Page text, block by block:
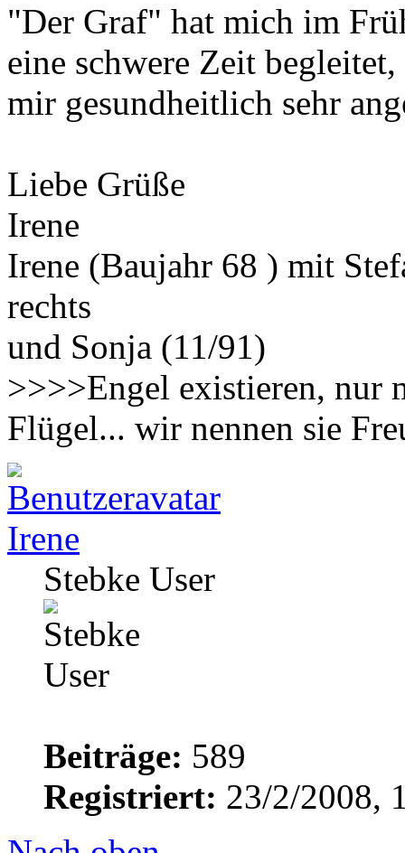
"Der Graf" hat mich im
eine schwere Zeit
mir gesundheitlich sehr
Liebe Grüße
Irene
Irene (Baujahr 68 ) mit
rechts
und Sonja (11/91)
>>>>Engel existieren, nur
Flügel... wir nennen sie
Irene
Stebke User
Beiträge: 589
Registriert: 23/2/2008,